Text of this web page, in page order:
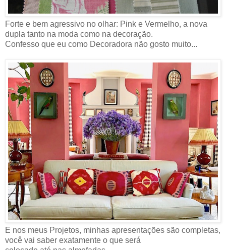
Forte e bem agressivo no olhar: Pink e Vermelho, a nova
dupla tanto na moda como na decoração.
Confesso que eu como Decoradora não gosto muito...
E nos meus Projetos, minhas apresentações são completas,
você vai saber exatamente o que será